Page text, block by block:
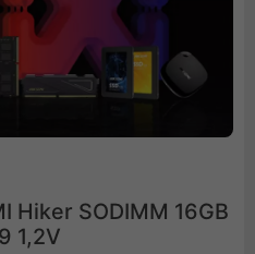
Hiker SODIMM 16GB
1,2V